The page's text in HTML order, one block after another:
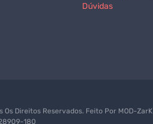
Dúvidas
Os Direitos Reservados. Feito Por MOD-ZarK
180